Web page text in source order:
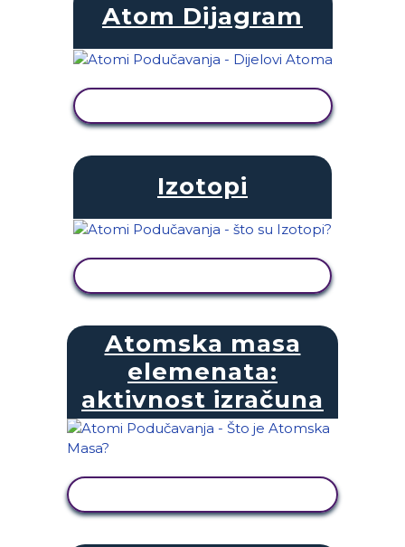
Atom Dijagram
Izotopi
Atomska masa
elemenata:
aktivnost izračuna